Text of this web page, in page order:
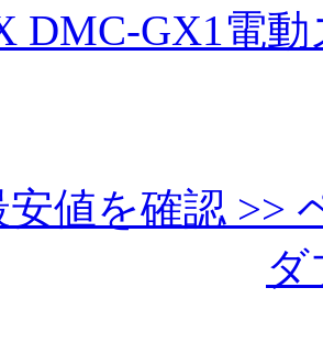
DMC-GX1電
安値を確認 >>